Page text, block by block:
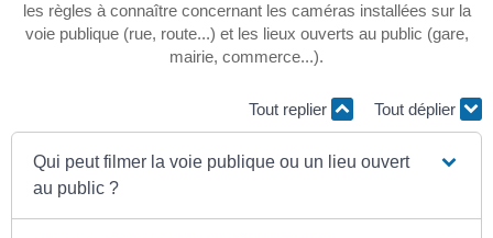
les règles à connaître concernant les caméras installées sur la
voie publique (rue, route...) et les lieux ouverts au public (gare,
mairie, commerce...).
Tout replier Tout déplier
Qui peut filmer la voie publique ou un lieu ouvert
au public ?